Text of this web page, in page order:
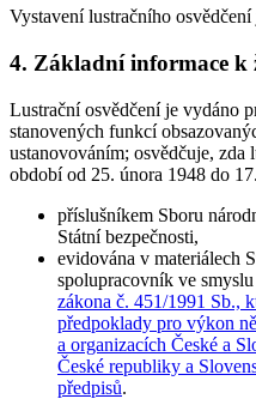
Vystavení lustračního
4. Základní informace k
Lustrační osvědčení je vydáno
stanovených funkcí
ustanovováním; osvědčuje, zda
období od 25. února 1948 do
příslušníkem Sboru
Státní bezpečnosti,
evidována v materiálech
spolupracovník ve smyslu
zákona č. 451/1991 Sb.,
předpoklady pro výkon
a organizacích České a
České republiky a
předpisů.